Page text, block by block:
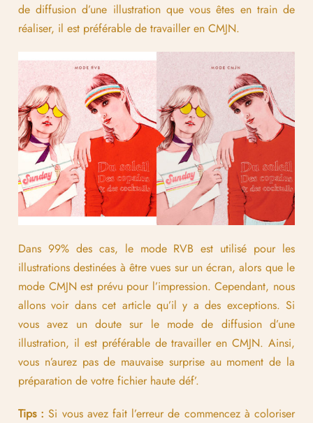
de diffusion d’une illustration que vous êtes en train de
réaliser, il est préférable de travailler en CMJN.
Dans 99% des cas, le mode RVB est utilisé pour les
illustrations destinées à être vues sur un écran, alors que le
mode CMJN est prévu pour l’impression. Cependant, nous
allons voir dans cet article qu’il y a des exceptions. Si
vous avez un doute sur le mode de diffusion d’une
illustration, il est préférable de travailler en CMJN. Ainsi,
vous n’aurez pas de mauvaise surprise au moment de la
préparation de votre fichier haute déf’.
Tips : Si vous avez fait l’erreur de commencez à coloriser